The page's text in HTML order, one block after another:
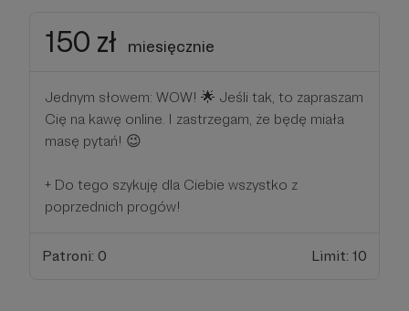
150 zł miesięcznie
Jednym słowem: WOW! 🌟 Jeśli tak, to zapraszam
Cię na kawę online. I zastrzegam, że będę miała
masę pytań! 😉
+ Do tego szykuję dla Ciebie wszystko z
poprzednich progów!
Patroni: 0 Limit: 10